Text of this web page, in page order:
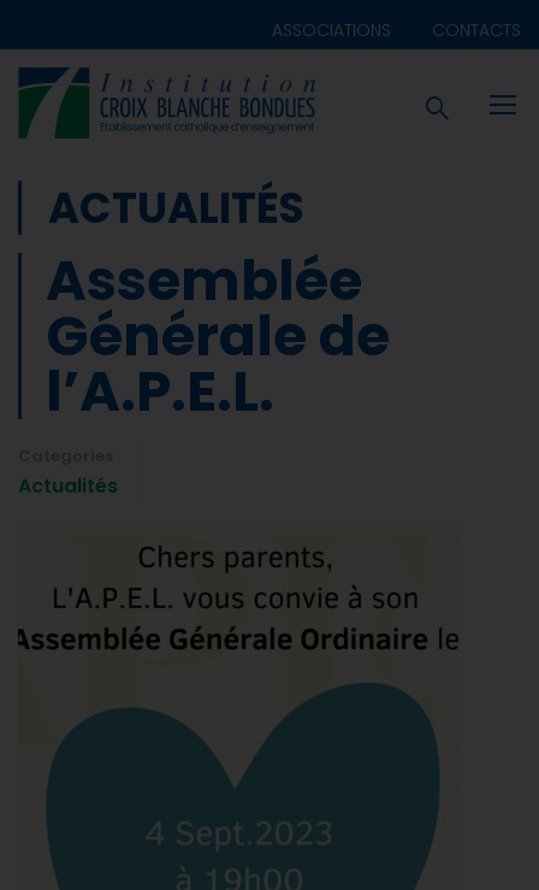
ASSOCIATIONS CONTACTS
ACTUALITÉS
Assemblée
Générale de
l’A.P.E.L.
Actualités